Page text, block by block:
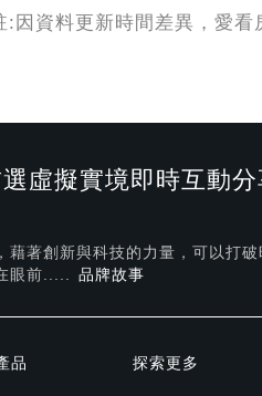
:因資料更新時間差異，愛
虛擬實境即時互動分
藉著創新與科技的力量，可以打
眼前.....
品牌故事
品 探索更多